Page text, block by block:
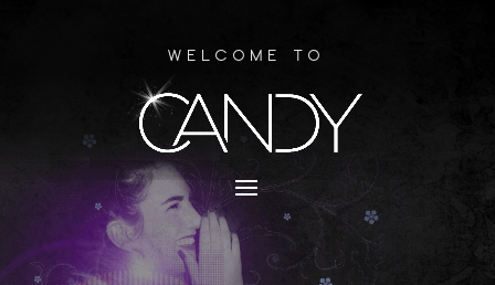
Welcome to